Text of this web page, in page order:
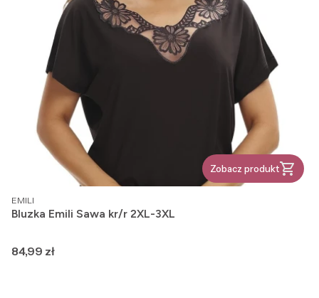
Zobacz produkt
PRODUCENT
EMILI
Bluzka Emili Sawa kr/r 2XL-3XL
Cena
84,99 zł